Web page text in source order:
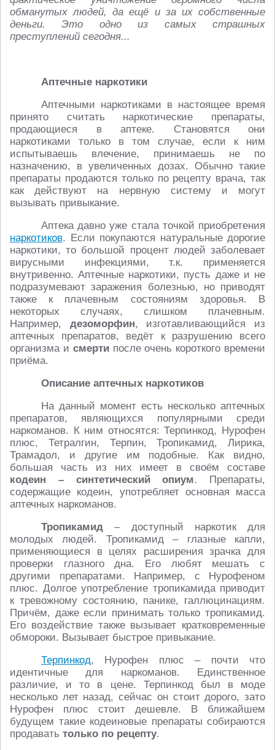
обманутых людей, да ещё и за их собственные
деньги. Это одно из самых страшных
преступлений сегодня...
Аптечные наркотики
Аптечными наркотиками в настоящее время
принято считать наркотические препараты,
продающиеся в аптеке. Становятся они
наркотиками только в том случае, если к ним
испытываешь влечение, принимаешь не по
назначению, в увеличенных дозах. Обычно такие
препараты продаются только по рецепту врача, так
как действуют на нервную систему и могут
вызывать привыкание.
Аптека давно уже стала точкой приобретения
наркотиков. Если покупаются натуральные дорогие
наркотики, то большой процент людей заболевает
вирусными инфекциями, т.к. применяется
внутривенно. Аптечные наркотики, пусть даже и не
подразумевают заражения болезнью, но приводят
также к плачевным состояниям здоровья. В
некоторых случаях, слишком плачевным.
Например, дезоморфин, изготавливающийся из
аптечных препаратов, ведёт к разрушению всего
организма и смертипосле очень короткого времени
приёма.
Описание аптечных наркотиков
На данный момент есть несколько аптечных
препаратов, являющихся популярными среди
наркоманов. К ним относятся: Терпинкод, Нурофен
плюс, Тетралгин, Терпин, Тропикамид, Лирика,
Трамадол, и другие им подобные. Как видно,
большая часть из них имеет в своём составе
кодеин
– синтетический опиум. Препараты,
содержащие кодеин, употребляет основная масса
аптечных наркоманов.
Тропикамид – доступный наркотик для
молодых людей. Тропикамид – глазные капли,
применяющиеся в целях расширения зрачка для
проверки глазного дна. Его любят мешать с
другими препаратами. Например, с Нурофеном
плюс. Долгое употребление тропикамида приводит
к тревожному состоянию, панике, галлюцинациям.
Причём, даже если принимать только тропикамид.
Его воздействие также вызывает кратковременные
обмороки. Вызывает быстрое привыкание.
Терпинкод, Нурофен плюс – почти что
идентичные для наркоманов. Единственное
различие, и то в цене. Терпинкод был в моде
несколько лет назад, сейчас он стоит дорого, зато
Нурофен плюс стоит дешевле. В ближайшем
будущем такие кодеиновые препараты собираются
продавать только по рецепту.